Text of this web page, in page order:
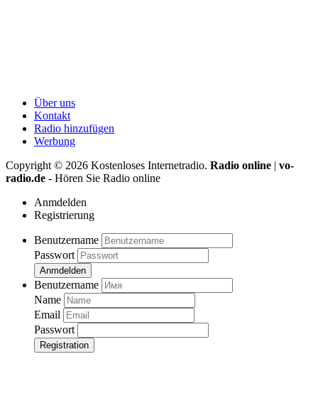
Über uns
Kontakt
Radio hinzufügen
Werbung
Copyright © 2026 Kostenloses Internetradio. Radio online | vo-
radio.de - Hören Sie Radio online
Anmdelden
Registrierung
Benutzername
Passwort
Anmdelden
Benutzername
Name
Email
Passwort
Registration